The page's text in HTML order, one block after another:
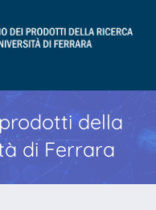
della
di Ferrara